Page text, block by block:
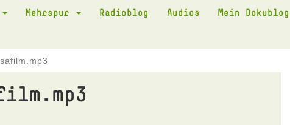
Mehrspur Radioblog Audios Mein Dokublog